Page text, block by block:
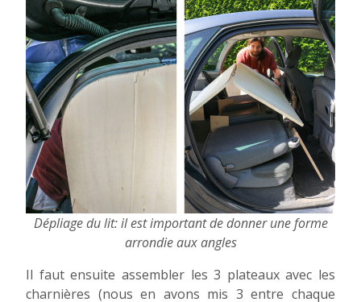
Dépliage du lit: il est important de donner une forme
arrondie aux angles
Il faut ensuite assembler les 3 plateaux avec les
charnières (nous en avons mis 3 entre chaque